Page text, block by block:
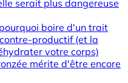
serait plus dangereuse
boire d'un trait
productif (et la
votre corps)
mérite d'être encore